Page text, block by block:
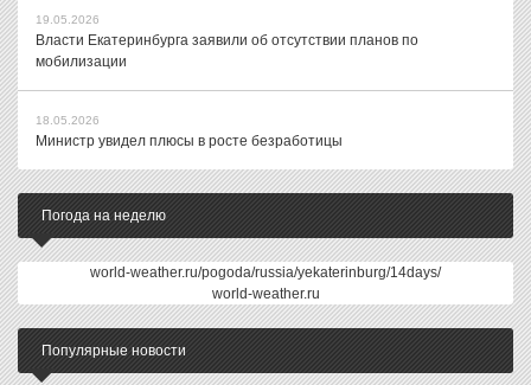
19.05.2026
Власти Екатеринбурга заявили об отсутствии планов по
мобилизации
18.05.2026
Министр увидел плюсы в росте безработицы
Погода на неделю
world-weather.ru/pogoda/russia/yekaterinburg/14days/
world-weather.ru
Популярные новости